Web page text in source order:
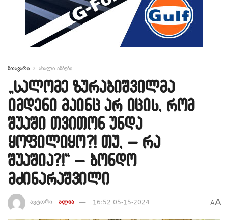
მთავარი ახალი ამბები
„სალომე ზურაბიშვილმა
იმდენი მაინც არ იცის, რომ
შუაში თვითონ უნდა
ყოფილიყო?! თუ, – რა
შუაშია?!“ – ბონდო
მძინარაშვილი
ავტორი - ალია 16:52 05-15-2024 AA